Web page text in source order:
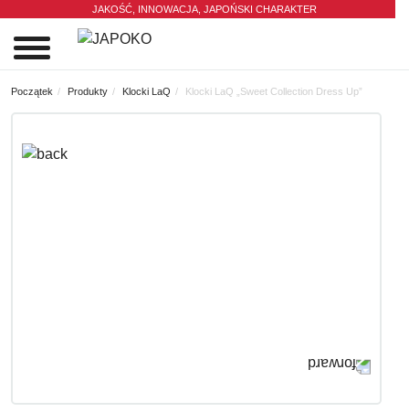
JAKOŚĆ, INNOWACJA, JAPOŃSKI CHARAKTER
Początek Produkty Klocki LaQ Klocki LaQ „Sweet Collection Dress Up”